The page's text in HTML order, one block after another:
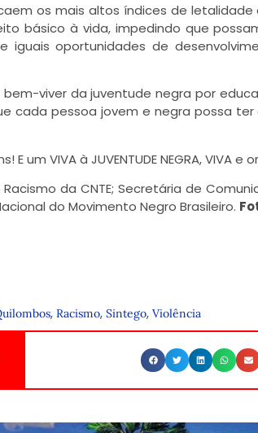
os mais altos índices de letalidade
básico à vida, impedindo que
iguais oportunidades de
viver da juventude negra por
cada pessoa jovem e negra possa
VIVA à JUVENTUDE NEGRA, VIVA e
da CNTE; Secretária de
do Movimento Negro Brasileiro.
, Racismo, Sintego, Violência